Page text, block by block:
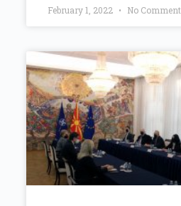
February 1, 2022 No